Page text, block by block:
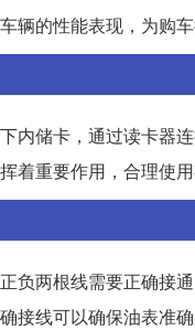
辆的性能表现，为购车
内储卡，通过读卡器
重要作用，合理使用
负两根线需要正确接
线可以确保油表准